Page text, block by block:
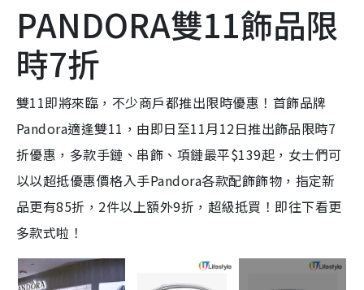
PANDORA雙11飾品限
時7折
雙11即將來臨，不少商戶都推出限時優惠！首飾品牌
Pandora適逢雙11，由即日至11月12日推出飾品限時7
折優惠，多款手鏈、串飾、項鏈最平$139起，女士們可
以以超抵優惠價格入手Pandora各款配飾飾物，指定新
品更有85折，2件以上額外9折，超級抵買！即往下看更
多款式啦！